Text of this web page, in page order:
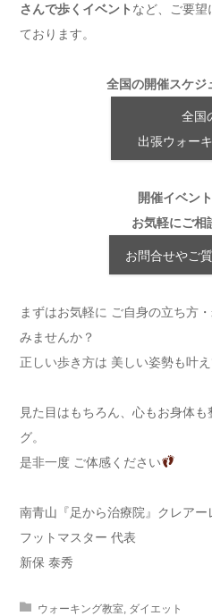
さんで歩くイベント など、ご要望
ております。
全国の開催スケジ
全国
出張ウォー
開催イベン
お気軽にご相
お問合せやご
まずはお気軽に ご自身の立ち方
みませんか？
正しい歩き方は 美しい姿勢も叶え
見た目はもちろん、心もお身体
グ。
是非一度 ご体感ください
南青山『足から治療院』クレアー
フットマスター 代表
新保 泰秀
ウォーキング教室 ダイエット